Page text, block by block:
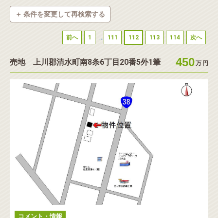
＋ 条件を変更して再検索する
◉種別
中古一戸建 中古マンション
テラスハウス・タウンハウス 土地 収益・事業
店舗・事務所 倉庫・工場 ホテル 駐車場
土地面積
～
前へ 1 ... 111 112 113 114 次へ
売地 上川郡清水町南8条6丁目20番5外1筆 450万 円
コメント・情報